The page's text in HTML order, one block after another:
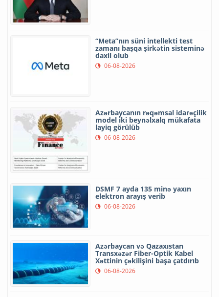
“Meta”nın süni intellekti test
zamanı başqa şirkətin sisteminə
daxil olub
06-08-2026
Azərbaycanın rəqəmsal idarəçilik
model iki beynəlxalq mükafata
layiq görülüb
06-08-2026
DSMF 7 ayda 135 minə yaxın
elektron arayış verib
06-08-2026
Azərbaycan və Qazaxıstan
Transxəzər Fiber-Optik Kabel
Xəttinin çəkilişini başa çatdırıb
06-08-2026